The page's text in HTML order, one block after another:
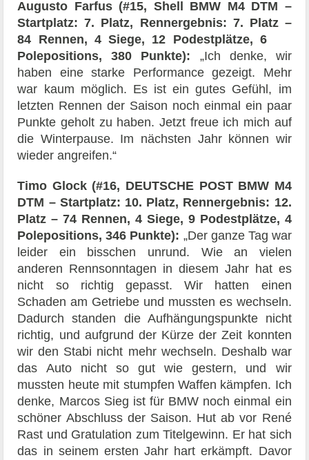
Augusto Farfus (#15, Shell BMW M4 DTM –
Startplatz: 7. Platz, Rennergebnis: 7. Platz –
84 Rennen, 4 Siege, 12 Podestplätze, 6
Polepositions, 380 Punkte): „Ich denke, wir
haben eine starke Performance gezeigt. Mehr
war kaum möglich. Es ist ein gutes Gefühl, im
letzten Rennen der Saison noch einmal ein paar
Punkte geholt zu haben. Jetzt freue ich mich auf
die Winterpause. Im nächsten Jahr können wir
wieder angreifen.“
Timo Glock (#16, DEUTSCHE POST BMW M4
DTM – Startplatz: 10. Platz, Rennergebnis: 12.
Platz – 74 Rennen, 4 Siege, 9 Podestplätze, 4
Polepositions, 346 Punkte): „Der ganze Tag war
leider ein bisschen unrund. Wie an vielen
anderen Rennsonntagen in diesem Jahr hat es
nicht so richtig gepasst. Wir hatten einen
Schaden am Getriebe und mussten es wechseln.
Dadurch standen die Aufhängungspunkte nicht
richtig, und aufgrund der Kürze der Zeit konnten
wir den Stabi nicht mehr wechseln. Deshalb war
das Auto nicht so gut wie gestern, und wir
mussten heute mit stumpfen Waffen kämpfen. Ich
denke, Marcos Sieg ist für BMW noch einmal ein
schöner Abschluss der Saison. Hut ab vor René
Rast und Gratulation zum Titelgewinn. Er hat sich
das in seinem ersten Jahr hart erkämpft. Davor